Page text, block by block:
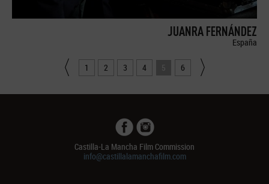
JUANRA FERNÁNDEZ
España
1 2 3 4 5 6
Castilla-La Mancha Film Commission
info@castillalamanchafilm.com